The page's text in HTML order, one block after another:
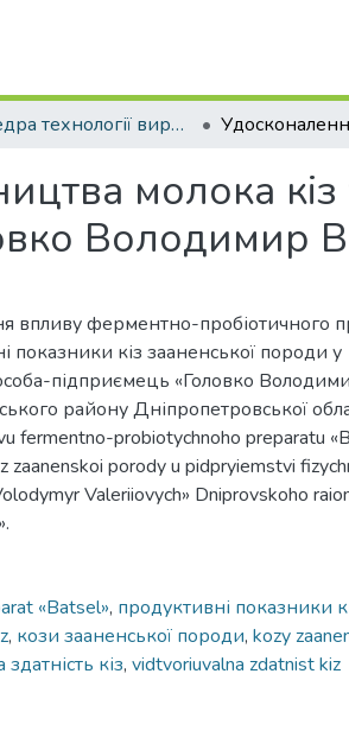
Кафедра технології виробництва і переробки продукції тваринництва. Магістри
молока кіз
Володимир
впливу ферментно-пробіотичного
показники кіз зааненської породи у
підприємець «Головко
району Дніпропетровської
fermentno-probiotychnoho preparatu
zaanenskoi porody u pidpryiemstvi
Valeriiovych» Dniprovskoho
«Batsel», продуктивні показники
, кози зааненської породи, kozy
кіз, vidtvoriuvalna zdatnist kiz